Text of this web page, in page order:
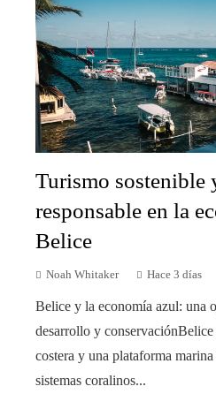
Turismo sostenible
responsable en la
Belice
Noah Whitaker Hace 3 días
Belice y la economía azul: una
desarrollo y
costera y una plataforma
sistemas coralinos...